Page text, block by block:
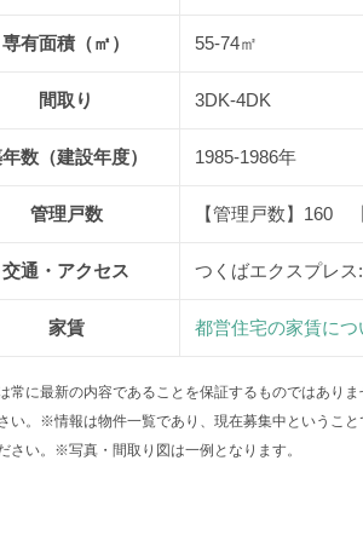
専有面積（㎡） 55-74㎡
間取り 3DK-4DK
数（建設年度） 1985-1986年
管理戸数 【管理戸数】160
交通・アクセス つくばエクスプレス
家賃 都営住宅の家賃につ
常に最新の内容であることを保証するものではあり
い。※情報は物件一覧であり、現在募集中というこ
さい。※写真・間取り図は一例となります。